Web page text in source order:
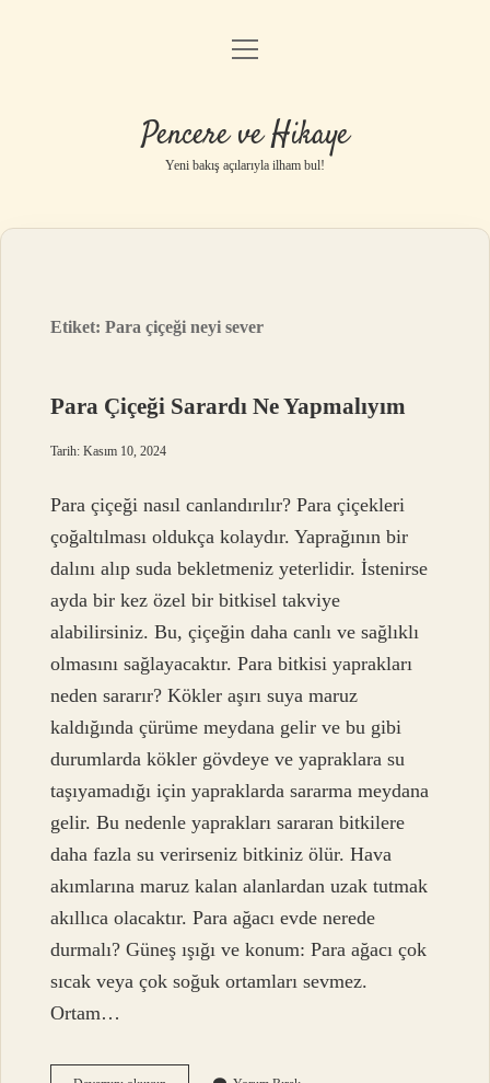
Anasayfa
Yasal Uyarı
menüyü
Pencere ve Hikaye
Yeni bakış açılarıyla ilham bul!
Etiket:Para çiçeği neyi sever
Para Çiçeği Sarardı Ne Yapmalıyım
Tarih: Kasım 10, 2024
Para çiçeği nasıl canlandırılır? Para çiçekleri
çoğaltılması oldukça kolaydır. Yaprağının bir
dalını alıp suda bekletmeniz yeterlidir. İstenirse
ayda bir kez özel bir bitkisel takviye
alabilirsiniz. Bu, çiçeğin daha canlı ve sağlıklı
olmasını sağlayacaktır. Para bitkisi yaprakları
neden sararır? Kökler aşırı suya maruz
kaldığında çürüme meydana gelir ve bu gibi
durumlarda kökler gövdeye ve yapraklara su
taşıyamadığı için yapraklarda sararma meydana
gelir. Bu nedenle yaprakları sararan bitkilere
daha fazla su verirseniz bitkiniz ölür. Hava
akımlarına maruz kalan alanlardan uzak tutmak
akıllıca olacaktır. Para ağacı evde nerede
durmalı? Güneş ışığı ve konum: Para ağacı çok
sıcak veya çok soğuk ortamları sevmez.
Ortam…